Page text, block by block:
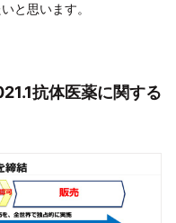
と思います。
抗体医薬に関する